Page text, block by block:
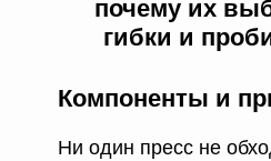
Компоненты и
Ни один пресс не